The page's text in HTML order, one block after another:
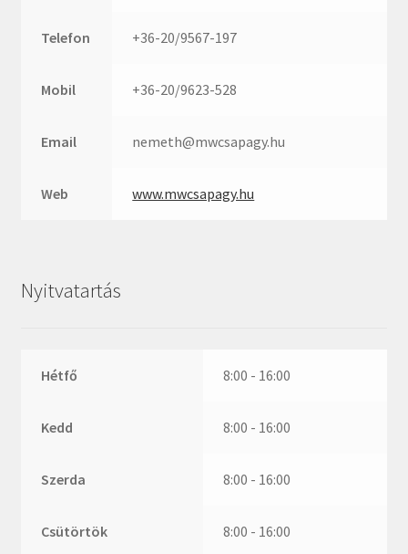
Telefon +36-20/9567-197
Mobil +36-20/9623-528
Email nemeth@mwcsapagy.hu
Web www.mwcsapagy.hu
Nyitvatartás
Hétfő 8:00 - 16:00
Kedd 8:00 - 16:00
Szerda 8:00 - 16:00
Csütörtök 8:00 - 16:00